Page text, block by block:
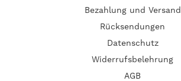
Bezahlung und Versand
Rücksendungen
Datenschutz
Widerrufsbelehrung
AGB